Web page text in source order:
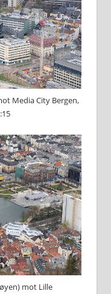
Media City Bergen,
mot Lille